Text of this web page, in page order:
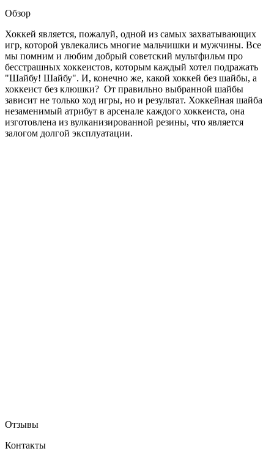
Обзор
Хоккей является, пожалуй, одной из самых захватывающих
игр, которой увлекались многие мальчишки и мужчины. Все
мы помним и любим добрый советский мультфильм про
бесстрашных хоккеистов, которым каждый хотел подражать
"Шайбу! Шайбу". И, конечно же, какой хоккей без шайбы, а
хоккеист без клюшки? От правильно выбранной шайбы
зависит не только ход игры, но и результат. Хоккейная шайба
незаменимый атрибут в арсенале каждого хоккеиста, она
изготовлена из вулканизированной резины, что является
залогом долгой эксплуатации.
Отзывы
Контакты